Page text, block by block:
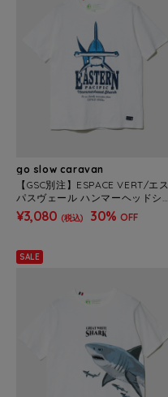
go slow caravan
【GSC別注】ESPACE VERT/エス
パスヴェール ハンマーヘッドシャ
ーク S/S TEE (MENS)
¥3,080 (税込) 30% OFF
SALE